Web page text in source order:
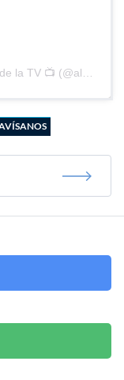
Una publicación compartida por Amante de la TV 📺 (@alguien_te_observa)